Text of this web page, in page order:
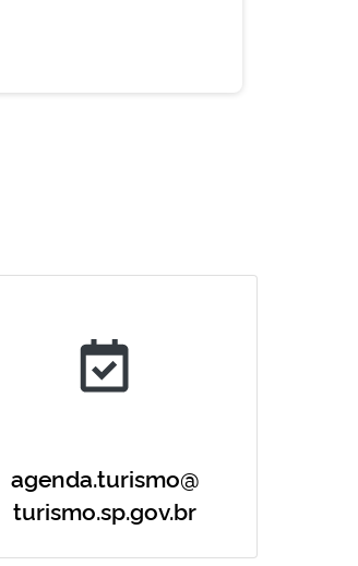
agenda.turismo@
turismo.sp.gov.br